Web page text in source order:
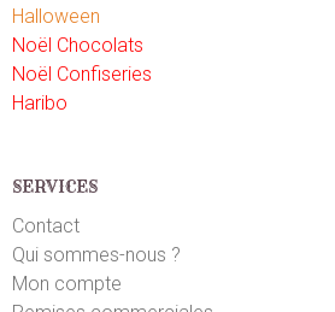
Halloween
Noël Chocolats
Noël Confiseries
Haribo
SERVICES
Contact
Qui sommes-nous ?
Mon compte